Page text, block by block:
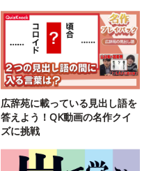
広辞苑に載っている見出し語を
答えよう！QK動画の名作クイ
ズに挑戦